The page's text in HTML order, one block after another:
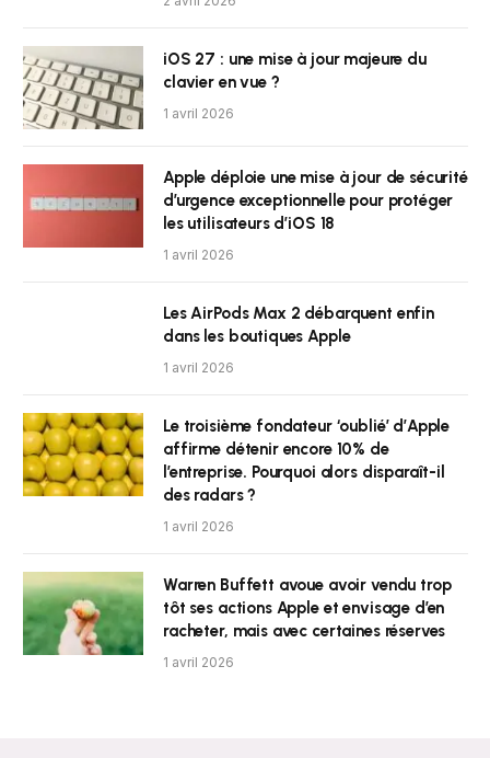
iOS 27 : une mise à jour majeure du
clavier en vue ?
1 avril 2026
Apple déploie une mise à jour de sécurité
d’urgence exceptionnelle pour protéger
les utilisateurs d’iOS 18
1 avril 2026
Les AirPods Max 2 débarquent enfin
dans les boutiques Apple
1 avril 2026
Le troisième fondateur ‘oublié’ d’Apple
affirme détenir encore 10% de
l’entreprise. Pourquoi alors disparaît-il
des radars ?
1 avril 2026
Warren Buffett avoue avoir vendu trop
tôt ses actions Apple et envisage d’en
racheter, mais avec certaines réserves
1 avril 2026